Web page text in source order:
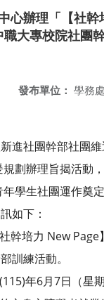
心辦理「【社幹
大專校院社團
發布單位： 學務處
進社團幹部社團
劃辦理旨揭活動
學生社團運作奠定
如下：
幹培力 New Page
訓練活動。
年6月7日（星